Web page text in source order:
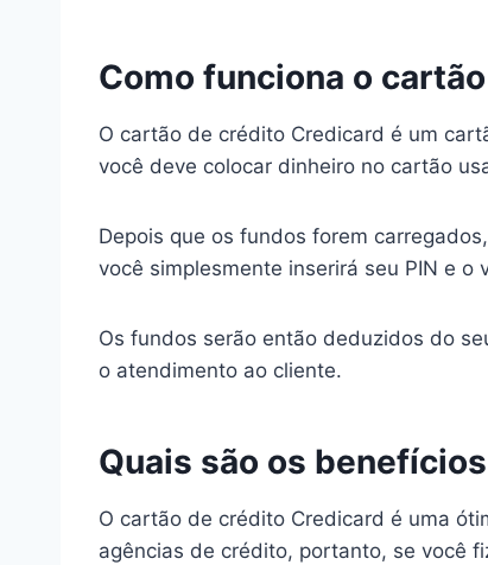
Como funciona o
O cartão de crédito Credicard é um
você deve colocar dinheiro no cartão
Depois que os fundos forem
você simplesmente inserirá seu PIN e o
Os fundos serão então deduzidos do
o atendimento ao cliente.
Quais são os
O cartão de crédito Credicard é uma
agências de crédito, portanto, se você